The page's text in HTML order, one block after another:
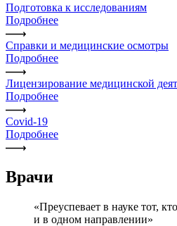
Подготовка к исследованиям
Подробнее
Справки и медицинские осмотры
Подробнее
Лицензирование медицинской
Подробнее
Covid-19
Подробнее
Врачи
«Преуспевает в науке тот,
и в одном направлении»